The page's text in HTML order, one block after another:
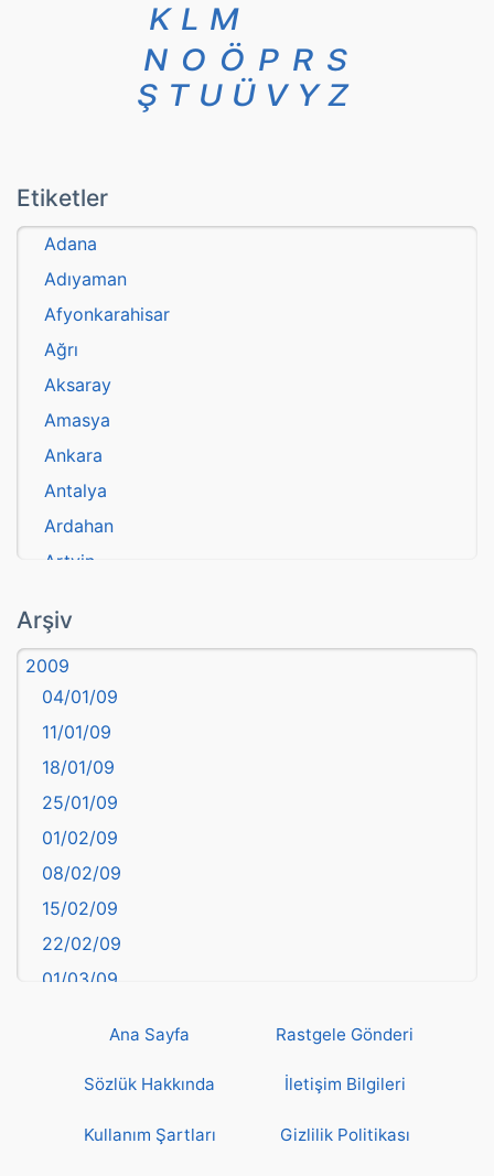
K L M
N O Ö P R S
Ş T U Ü V Y Z
Etiketler
Adana
Adıyaman
Afyonkarahisar
Ağrı
Aksaray
Amasya
Ankara
Antalya
Ardahan
Artvin
Aydın
Balıkesir
Bartın
başkentler
Batman
Bayburt
Bilecik
Bingöl
Bitlis
Bolu
Burdur
Çankırı
Çorum
Arşiv
2009
04/01/09
11/01/09
18/01/09
25/01/09
01/02/09
08/02/09
15/02/09
22/02/09
01/03/09
22/03/09
Ana Sayfa Rastgele Gönderi
Sözlük Hakkında İletişim Bilgileri
Kullanım Şartları Gizlilik Politikası